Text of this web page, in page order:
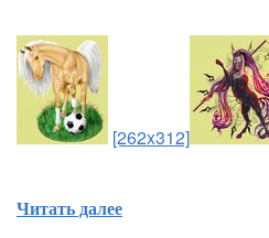
[262x312]
Читать далее